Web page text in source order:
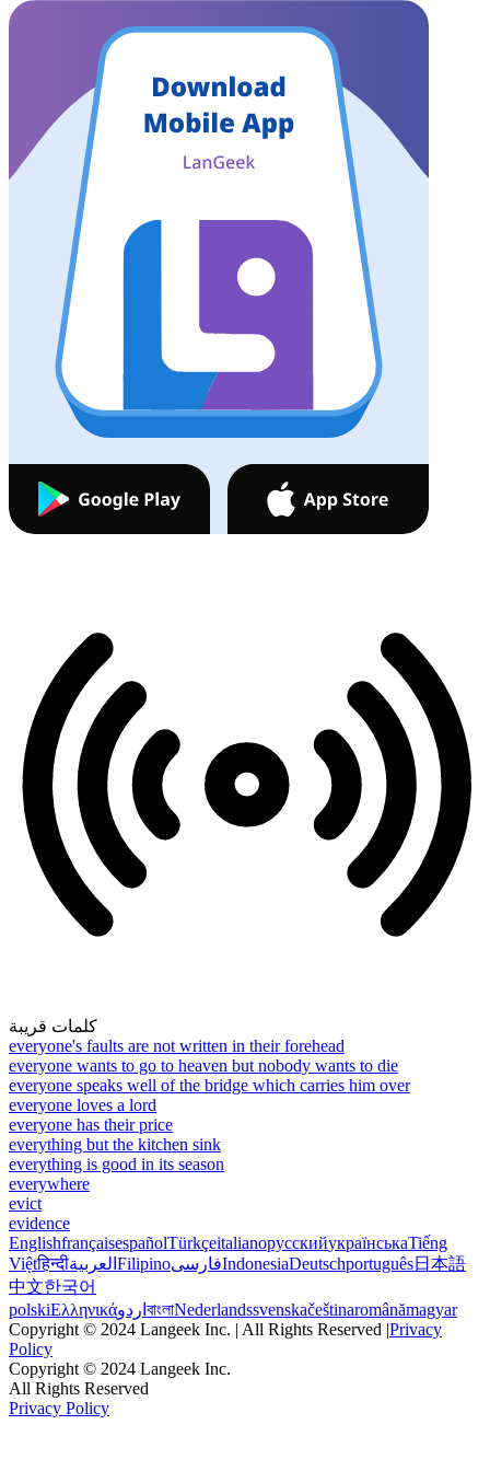
كلمات قريبة
everyone's faults are not written in their forehead
everyone wants to go to heaven but nobody wants to die
everyone speaks well of the bridge which carries him over
everyone loves a lord
everyone has their price
everything but the kitchen sink
everything is good in its season
everywhere
evict
evidence
EnglishfrançaisespañolTürkçeitalianoрусскийукраїнськаTiếng
Việtहिन्दीالعربية FilipinoفارسیIndonesiaDeutschportuguês日本語
中文한국어
polskiΕλληνικάاردو বাংলাNederlandssvenskačeštinaromânămagyar
Copyright © 2024 Langeek Inc. | All Rights Reserved |Privacy
Policy
Copyright © 2024 Langeek Inc.
All Rights Reserved
Privacy Policy